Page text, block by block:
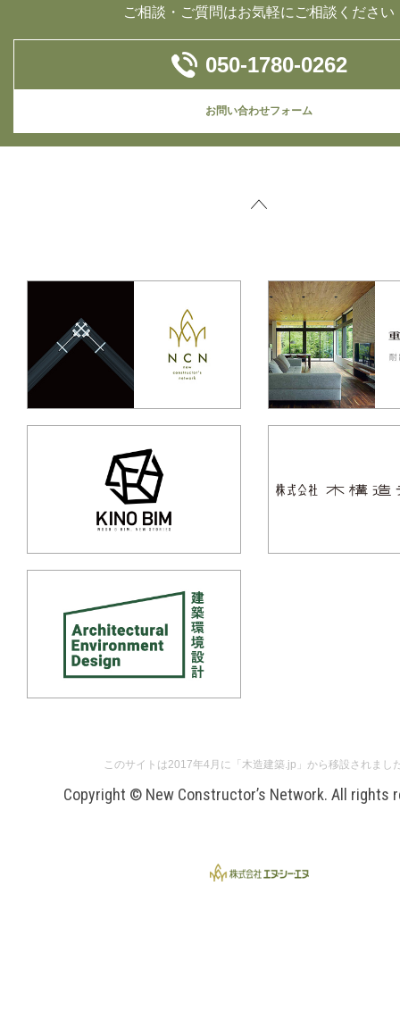
ご相談・ご質問はお気軽にご相談ください
050-1780-0262
お問い合わせフォーム
このサイトは2017年4月に「木造建築.jp」から移設されまし
Copyright © New Constructor’s Network. All rights